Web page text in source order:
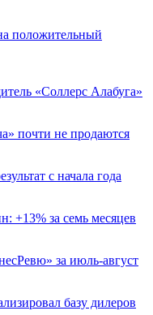
положительный
«Соллерс Алабуга»
почти не продаются
с начала года
+13% за семь месяцев
за июль-август
базу дилеров